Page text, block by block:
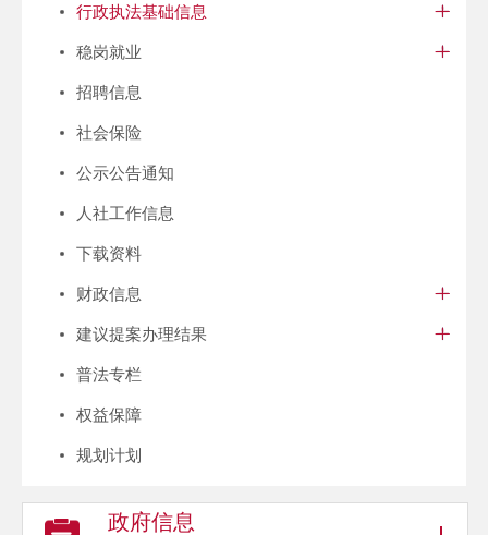
行政执法基础信息
稳岗就业
招聘信息
社会保险
公示公告通知
人社工作信息
下载资料
财政信息
建议提案办理结果
普法专栏
权益保障
规划计划
政府信息